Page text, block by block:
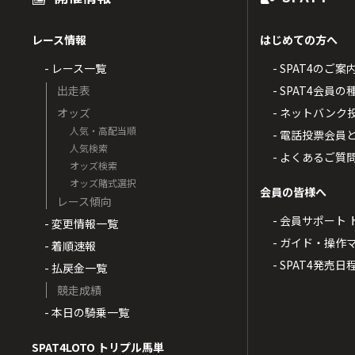
レース情報
- レース一覧
出走表
オッズ
人気・高配当順
人気検索
オッズ検索
オッズ賭式選択
レース傾向
- 変更情報一覧
- 着順速報
- 払戻金一覧
競走成績
- 本日の騎乗一覧
SPAT4LOTO トリプル馬単
はじめての方へ
- SPAT4のご案
- SPAT4会員の
- ネットバンク
- 電話投票会員
- よくあるご質
会員の皆様へ
- 会員サポート
- ガイド・操作
- SPAT4発売日